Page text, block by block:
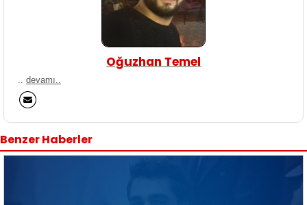
Oğuzhan Temel
devamı..
Benzer Haberler